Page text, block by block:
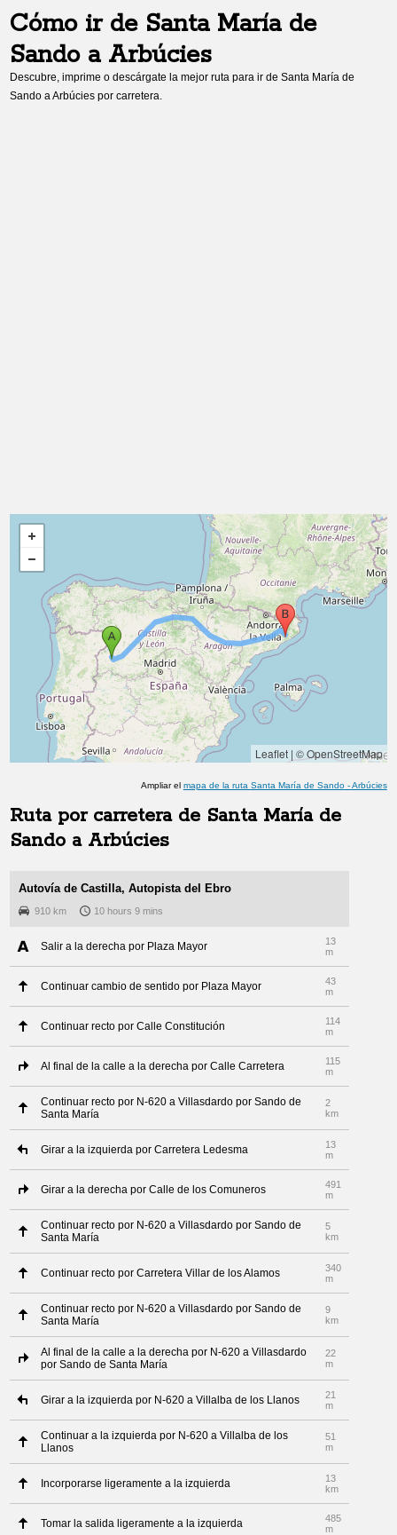
Cómo ir de Santa María de
Sandoa Arbúcies
Descubre, imprime o descárgate la mejor ruta para ir deSanta María de
Sando aArbúcies por carretera.
Leaflet| © OpenStreetMap
Ampliar el mapa de la ruta Santa María de Sando-Arbúcies
Ruta por carretera de Santa María de
Sando a Arbúcies
Autovía de Castilla, Autopista del Ebro
910 km 10 hours 9 mins
Salir a la derecha por Plaza Mayor
13
m
Continuar cambio de sentido por Plaza Mayor
43
m
Continuar recto por Calle Constitución
114
m
Al final de la calle a la derecha por Calle Carretera
115
m
Continuar recto por N-620 a Villasdardo por Sando de
Santa María
2
km
Girar a la izquierda por Carretera Ledesma
13
m
Girar a la derecha por Calle de los Comuneros
491
m
Continuar recto por N-620 a Villasdardo por Sando de
Santa María
5
km
Continuar recto por Carretera Villar de los Alamos
340
m
Continuar recto por N-620 a Villasdardo por Sando de
Santa María
9
km
Al final de la calle a la derecha por N-620 a Villasdardo
por Sando de Santa María
22
m
Girar a la izquierda por N-620 a Villalba de los Llanos
21
m
Continuar a la izquierda por N-620 a Villalba de los
Llanos
51
m
Incorporarse ligeramente a la izquierda
13
km
Tomar la salida ligeramente a la izquierda
485
m